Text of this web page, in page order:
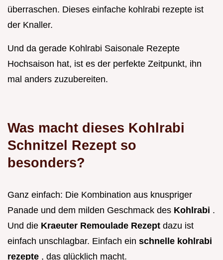
überraschen. Dieses einfache kohlrabi rezepte ist
der Knaller.
Und da gerade Kohlrabi Saisonale Rezepte
Hochsaison hat, ist es der perfekte Zeitpunkt, ihn
mal anders zuzubereiten.
Was macht dieses Kohlrabi
Schnitzel Rezept so
besonders?
Ganz einfach: Die Kombination aus knuspriger
Panade und dem milden Geschmack des Kohlrabi .
Und die Kraeuter Remoulade Rezept dazu ist
einfach unschlagbar. Einfach ein schnelle kohlrabi
rezepte , das glücklich macht.